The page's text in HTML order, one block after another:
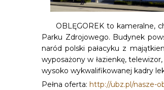
OBLĘGOREK to kameralne,
Parku Zdrojowego. Budynek
naród polski pałacyku z
wyposażony w łazienkę,
wysoko wykwalifikowanej kadry
Pełna oferta: http://ubz.pl/nasze-